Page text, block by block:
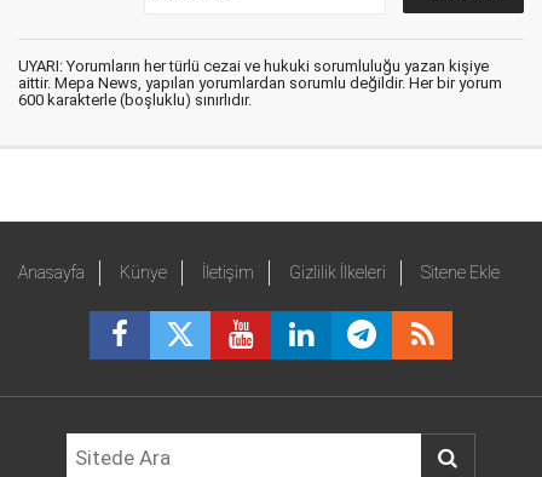
UYARI: Yorumların her türlü cezai ve hukuki sorumluluğu yazan kişiye
aittir. Mepa News, yapılan yorumlardan sorumlu değildir. Her bir yorum
600 karakterle (boşluklu) sınırlıdır.
Anasayfa Künye İletişim Gizlilik İlkeleri Sitene Ekle